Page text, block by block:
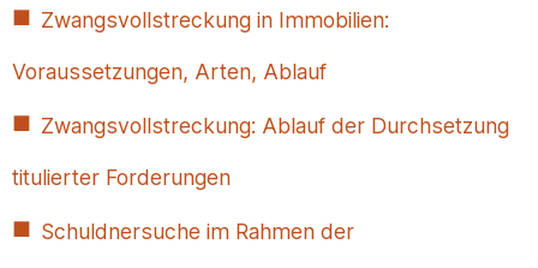
Zwangsvollstreckung in Immobilien:
Voraussetzungen, Arten, Ablauf
Zwangsvollstreckung: Ablauf der Durchsetzung
titulierter Forderungen
Schuldnersuche im Rahmen der